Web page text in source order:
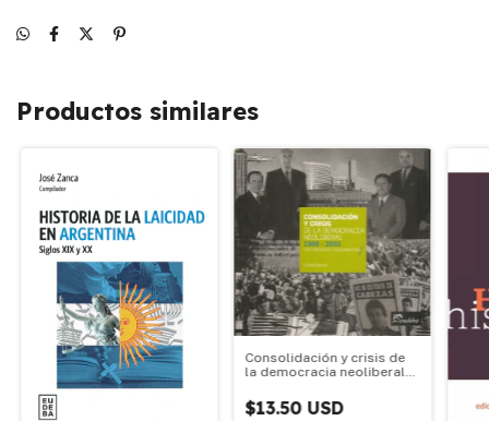
Productos similares
Consolidación y crisis de
la democracia neoliberal
$13.50 USD